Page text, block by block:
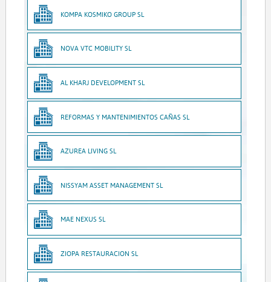
KOMPA KOSMIKO GROUP SL
NOVA VTC MOBILITY SL
AL KHARJ DEVELOPMENT SL
REFORMAS Y MANTENIMIENTOS CAÑAS SL
AZUREA LIVING SL
NISSYAM ASSET MANAGEMENT SL
MAE NEXUS SL
ZIOPA RESTAURACION SL